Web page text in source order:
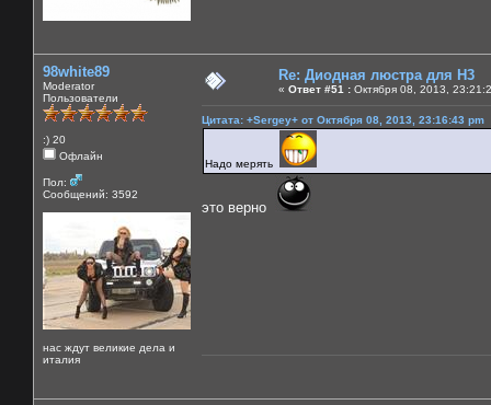
98white89
Moderator
Пользователи
:) 20
Офлайн
Пол:
Сообщений: 3592
нас ждут великие дела и
италия
Re: Диодная люстра для Н3
« Ответ #51 : Октября 08, 2013,
Цитата: +Sergey+ от Октября 08, 2013, 23:16:43 pm
Надо мерять
это верно